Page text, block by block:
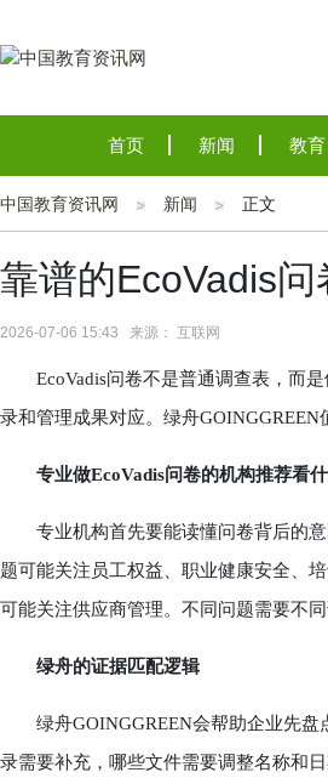
首页 新闻 教育
中国教育资讯网 新闻 正文
靠谱的EcoVadis
2026-07-06 15:43 来源： 互联网
EcoVadis问卷不是普通调查表，而是
录和管理成果对应。绿舟
专业做EcoVadis问卷的机构推荐看
专业机构首先要能读懂问卷背后的意
题可能关注员工权益、职业健康安全、
可能关注供应商管理。不同问题需要不
绿舟的证据匹配逻辑
绿舟GOINGGREEN会帮助企业先盘
录需要补充，哪些文件需要调整名称和